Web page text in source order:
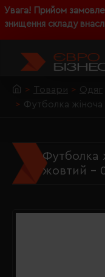
Увага! Прийом
знищення складу
Товари Одяг
Футболка
Футболка
жовтий -